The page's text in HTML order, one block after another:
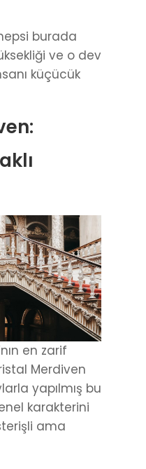
burada
ve o dev
küçücük
en zarif
Merdiven
yapılmış bu
karakterini
ama